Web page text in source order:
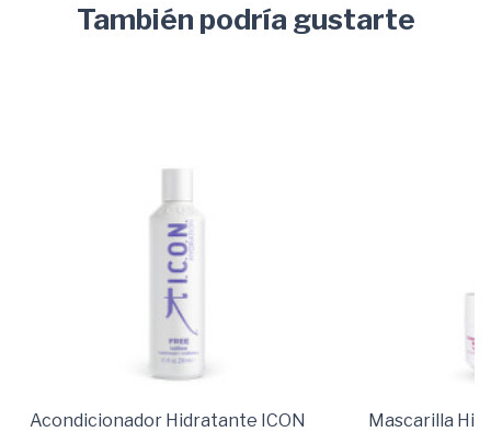
También podría gustarte
Acondicionador Hidratante ICON
Mascarilla